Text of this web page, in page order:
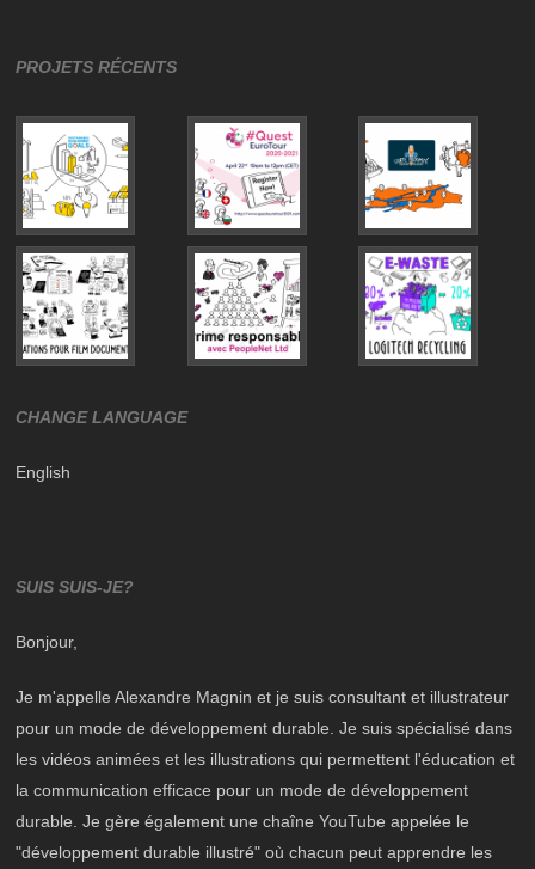
PROJETS RÉCENTS
CHANGE LANGUAGE
English
SUIS SUIS-JE?
Bonjour,
Je m'appelle Alexandre Magnin et je suis consultant et illustrateur
pour un mode de développement durable. Je suis spécialisé dans
lesvidéos animées et les illustrations qui permettent l'éducation et
la communication efficace pour un mode de développement
durable. Je gère également une chaîne YouTube appelée le
"développement durable illustré" où chacun peut apprendre les